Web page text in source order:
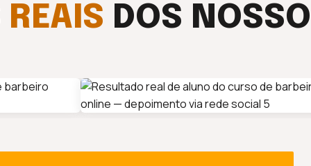
REAIS DOS